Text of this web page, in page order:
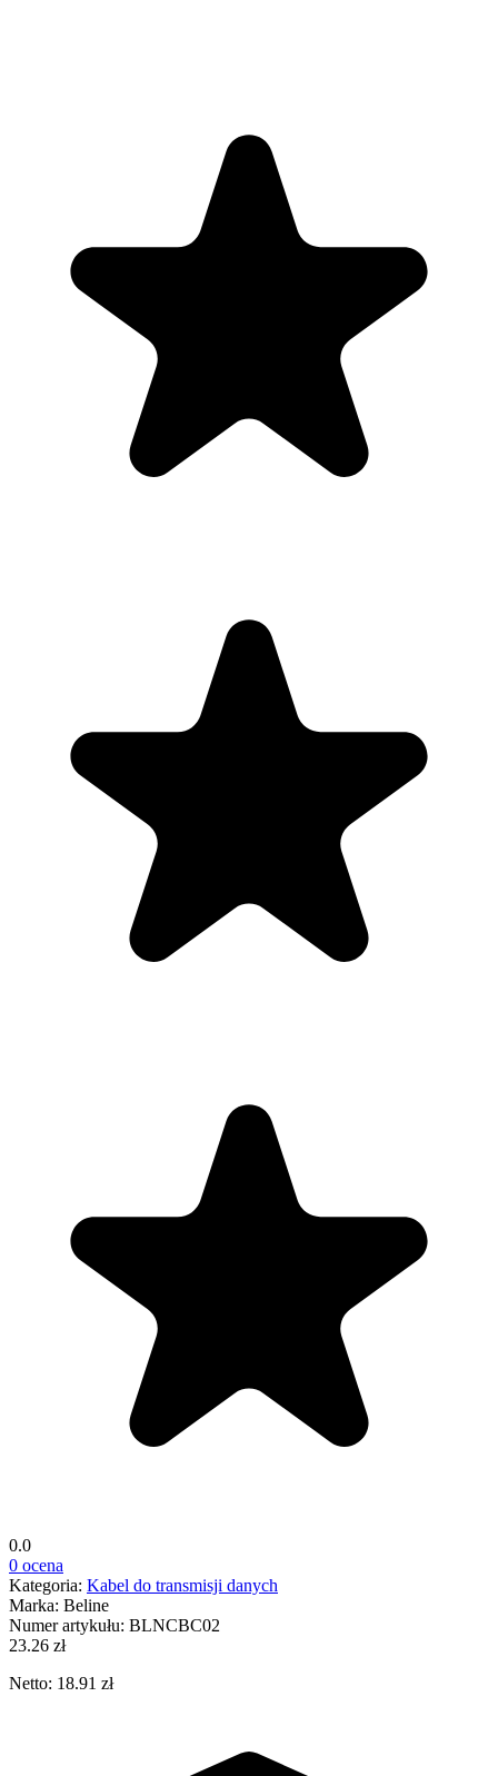
0.0
0 ocena
Kategoria: Kabel do transmisji danych
Marka: Beline
Numer artykułu: BLNCBC02
23.26 zł
Netto: 18.91 zł